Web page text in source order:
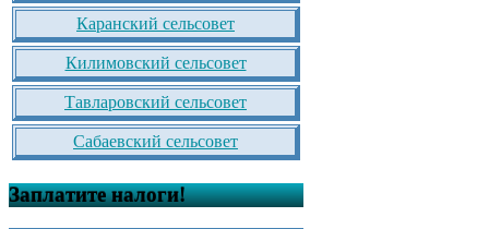
Каранский сельсовет
Килимовский сельсовет
Тавларовский сельсовет
Сабаевский сельсовет
Заплатите налоги!